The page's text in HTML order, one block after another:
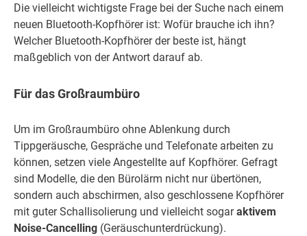
Die vielleicht wichtigste Frage bei der Suche nach einem
neuen Bluetooth-Kopfhörer ist: Wofür brauche ich ihn?
Welcher Bluetooth-Kopfhörer der beste ist, hängt
maßgeblich von der Antwort darauf ab.
Für das Großraumbüro
Um im Großraumbüro ohne Ablenkung durch
Tippgeräusche, Gespräche und Telefonate arbeiten zu
können, setzen viele Angestellte auf Kopfhörer. Gefragt
sind Modelle, die den Bürolärm nicht nur übertönen,
sondern auch abschirmen, also geschlossene Kopfhörer
mit guter Schallisolierung und vielleicht sogaraktivem
Noise-Cancelling (Geräuschunterdrückung).